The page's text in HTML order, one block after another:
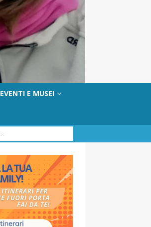
EVENTI E MUSEI